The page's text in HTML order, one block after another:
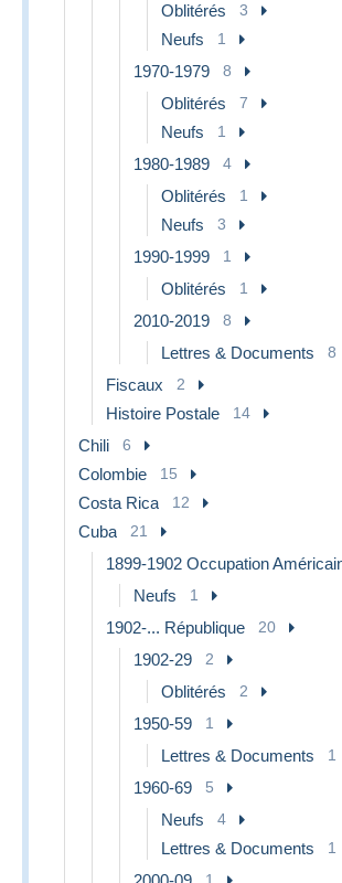
Oblitérés 3
Neufs 1
1970-1979 8
Oblitérés 7
Neufs 1
1980-1989 4
Oblitérés 1
Neufs 3
1990-1999 1
Oblitérés 1
2010-2019 8
Lettres & Documents 8
Fiscaux 2
Histoire Postale 14
Chili 6
Colombie 15
Costa Rica 12
Cuba 21
1899-1902 Occupation
Neufs 1
1902-... République 20
1902-29 2
Oblitérés 2
1950-59 1
Lettres & Documents 1
1960-69 5
Neufs 4
Lettres & Documents 1